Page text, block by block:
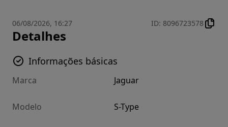
06/08/2026, 16:27 ID: 8096723578
Detalhes
Informações básicas
Marca Jaguar
Modelo S-Type